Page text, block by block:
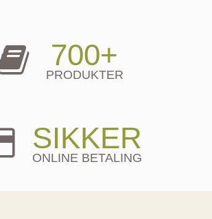
700+
PRODUKTER
SIKKER
ONLINE BETALING